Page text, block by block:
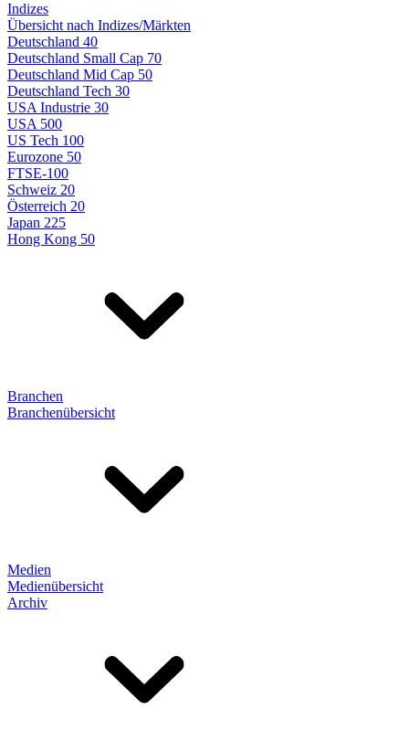
Indizes
Übersicht nach Indizes/Märkten
Deutschland 40
Deutschland Small Cap 70
Deutschland Mid Cap 50
Deutschland Tech 30
USA Industrie 30
USA 500
US Tech 100
Eurozone 50
FTSE-100
Schweiz 20
Österreich 20
Japan 225
Hong Kong 50
Branchen
Branchenübersicht
Medien
Medienübersicht
Archiv